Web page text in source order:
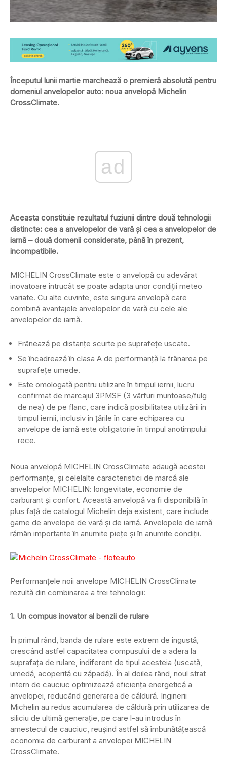
Începutul lunii martie marchează o premieră absolută pentru
domeniul anvelopelor auto: noua anvelopă Michelin
CrossClimate.
ad
Aceasta constituie rezultatul fuziunii dintre două tehnologii
distincte: cea a anvelopelor de vară și cea a anvelopelor de
iarnă – două domenii considerate, până în prezent,
incompatibile.
MICHELIN CrossClimate este o anvelopă cu adevărat
inovatoare întrucât se poate adapta unor condiții meteo
variate. Cu alte cuvinte, este singura anvelopă care
combină avantajele anvelopelor de vară cu cele ale
anvelopelor de iarnă.
Frânează pe distanțe scurte pe suprafețe uscate.
Se încadrează în clasa A de performanță la frânarea pe
suprafeţe umede.
Este omologată pentru utilizare în timpul iernii, lucru
confirmat de marcajul 3PMSF (3 vârfuri muntoase/fulg
de nea) de pe flanc, care indică posibilitatea utilizării în
timpul iernii, inclusiv în țările în care echiparea cu
anvelope de iarnă este obligatorie în timpul anotimpului
rece.
Noua anvelopă MICHELIN CrossClimate adaugă acestei
performanțe, și celelalte caracteristici de marcă ale
anvelopelor MICHELIN: longevitate, economie de
carburant și confort. Această anvelopă va fi disponibilă în
plus față de catalogul Michelin deja existent, care include
game de anvelope de vară şi de iarnă. Anvelopele de iarnă
rămân importante în anumite piețe și în anumite condiţii.
Performanţele noii anvelope MICHELIN CrossClimate
rezultă din combinarea a trei tehnologii:
1. Un compus inovator al benzii de rulare
În primul rând, banda de rulare este extrem de îngustă,
crescând astfel capacitatea compusului de a adera la
suprafața de rulare, indiferent de tipul acesteia (uscată,
umedă, acoperită cu zăpadă). În al doilea rând, noul strat
intern de cauciuc optimizează eficienţa energetică a
anvelopei, reducând generarea de căldură. Inginerii
Michelin au redus acumularea de căldură prin utilizarea de
siliciu de ultimă generaţie, pe care l-au introdus în
amestecul de cauciuc, reușind astfel să îmbunătățească
economia de carburant a anvelopei MICHELIN
CrossClimate.